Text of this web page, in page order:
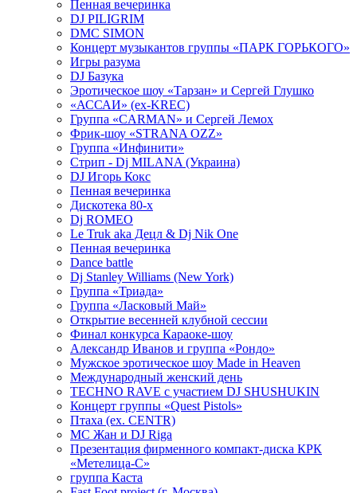
Пенная вечеринка
DJ PILIGRIM
DMC SIMON
Концерт музыкантов группы «ПАРК ГОРЬКОГО»
Игры разума
DJ Базука
Эротическое шоу «Тарзан» и Сергей Глушко
«АССАИ» (ex-KREC)
Группа «CARMAN» и Сергей Лемох
Фрик-шоу «STRANA OZZ»
Группа «Инфинити»
Стрип - Dj MILANA (Украина)
DJ Игорь Кокс
Пенная вечеринка
Дискотека 80-х
Dj ROMEO
Le Truk aka Децл & Dj Nik One
Пенная вечеринка
Dance battle
Dj Stanley Williams (New York)
Группа «Триада»
Группа «Ласковый Май»
Открытие весенней клубной сессии
Финал конкурса Караоке-шоу
Александр Иванов и группа «Рондо»
Мужское эротическое шоу Made in Heaven
Международный женский день
TECHNO RAVE с участием DJ SHUSHUKIN
Концерт группы «Quest Pistols»
Птаха (ex. CENTR)
МС Жан и DJ Riga
Презентация фирменного компакт-диска КРК
«Метелица-С»
группа Каста